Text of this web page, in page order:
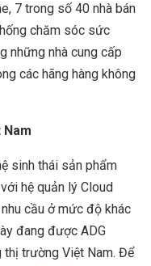
7 trong số 40 nhà bán
chăm sóc sức
những nhà cung cấp
các hãng hàng không
sinh thái sản phẩm
hệ quản lý Cloud
cầu ở mức độ khác
đang được ADG
thị trường Việt Nam. Để